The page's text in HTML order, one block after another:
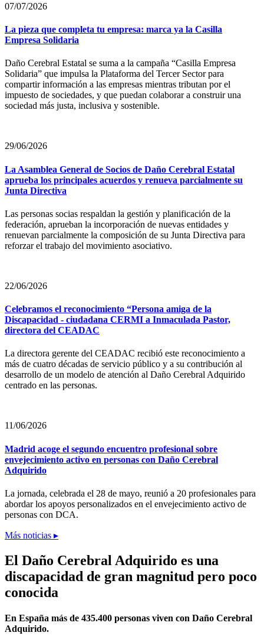
07/07/2026
La pieza que completa tu empresa: marca ya la Casilla
Empresa Solidaria
Daño Cerebral Estatal se suma a la campaña “Casilla Empresa
Solidaria” que impulsa la Plataforma del Tercer Sector para
compartir información a las empresas mientras tributan por el
impuesto de sociedades, y que puedan colaborar a construir una
sociedad más justa, inclusiva y sostenible.
29/06/2026
La Asamblea General de Socios de Daño Cerebral Estatal
aprueba los principales acuerdos y renueva parcialmente su
Junta Directiva
Las personas socias respaldan la gestión y planificación de la
federación, aprueban la incorporación de nuevas entidades y
renuevan parcialmente la composición de su Junta Directiva para
reforzar el trabajo del movimiento asociativo.
22/06/2026
Celebramos el reconocimiento “Persona amiga de la
Discapacidad - ciudadana CERMI a Inmaculada Pastor,
directora del CEADAC
La directora gerente del CEADAC recibió este reconocimiento a
más de cuatro décadas de servicio público y a su contribución al
desarrollo de un modelo de atención al Daño Cerebral Adquirido
centrado en las personas.
11/06/2026
Madrid acoge el segundo encuentro profesional sobre
envejecimiento activo en personas con Daño Cerebral
Adquirido
La jornada, celebrada el 28 de mayo, reunió a 20 profesionales para
abordar los apoyos personalizados en el envejecimiento activo de
personas con DCA.
Más noticias ▸
El Daño Cerebral Adquirido es una
discapacidad de gran magnitud pero poco
conocida
En España más de 435.400 personas viven con Daño Cerebral
Adquirido.